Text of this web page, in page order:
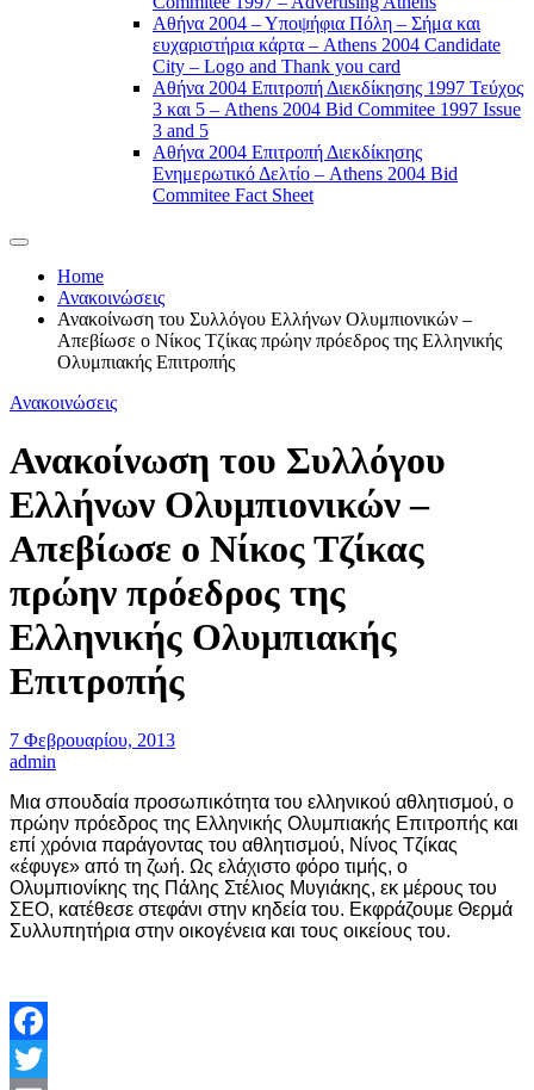
Αθήνα 2004 – Υποψήφια Πόλη – Σήμα και
ευχαριστήρια κάρτα – Athens 2004 Candidate
City – Logo and Thank you card
Αθήνα 2004 Επιτροπή Διεκδίκησης 1997 Τεύχος
3 και 5 – Athens 2004 Bid Commitee 1997 Issue
3 and 5
Αθήνα 2004 Επιτροπή Διεκδίκησης
Ενημερωτικό Δελτίο – Athens 2004 Bid
Commitee Fact Sheet
Home
Ανακοινώσεις
Ανακοίνωση του Συλλόγου Ελλήνων Ολυμπιονικών –
Απεβίωσε ο Νίκος Τζίκας πρώην πρόεδρος της Ελληνικής
Ολυμπιακής Επιτροπής
Ανακοινώσεις
Ανακοίνωση του Συλλόγου
Ελλήνων Ολυμπιονικών –
Απεβίωσε ο Νίκος Τζίκας
πρώην πρόεδρος της
Ελληνικής Ολυμπιακής
Επιτροπής
7 Φεβρουαρίου, 2013
admin
Μια σπουδαία προσωπικότητα του ελληνικού αθλητισμού, ο
πρώην πρόεδρος της Ελληνικής Ολυμπιακής Επιτροπής και
επί χρόνια παράγοντας του αθλητισμού, Νίνος Τζίκας
«έφυγε» από τη ζωή. Ως ελάχιστο φόρο τιμής, ο
Ολυμπιονίκης της Πάλης Στέλιος Μυγιάκης, εκ μέρους του
ΣΕΟ, κατέθεσε στεφάνι στην κηδεία του. Εκφράζουμε Θερμά
Συλλυπητήρια στην οικογένεια και τους οικείους του.
Facebook